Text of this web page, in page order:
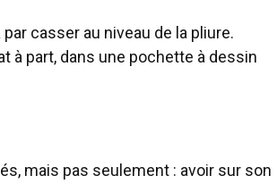
par casser au niveau de la pliure.
à part, dans une pochette à dessin
mais pas seulement : avoir sur son